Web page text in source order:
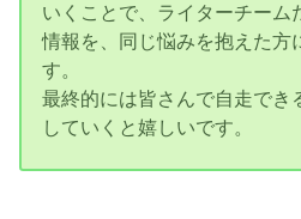
いくことで、ライターチーム
情報を、同じ悩みを抱えた方
す。
最終的には皆さんで自走でき
していくと嬉しいです。